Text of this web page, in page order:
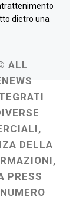
dietro una
ALL
DELLA
PRESS